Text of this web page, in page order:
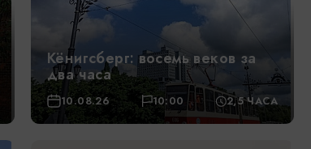
Кёнигсберг: восемь веков за
два часа
10.08.26 10:00 2,5 ЧАСА